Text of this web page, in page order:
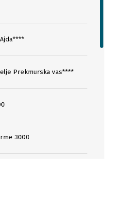
Prekmurska vas****
3000